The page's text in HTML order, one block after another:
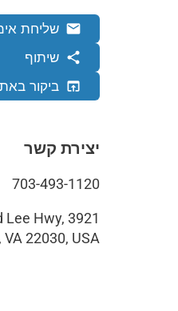
email שליחת
share שיתוף
open_in_browser ביקור
יצירת קשר
703-493-1120
Old Lee Hwy,
VA 22030, USA